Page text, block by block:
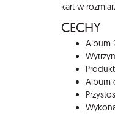
kart w
CECHY
Album
Album